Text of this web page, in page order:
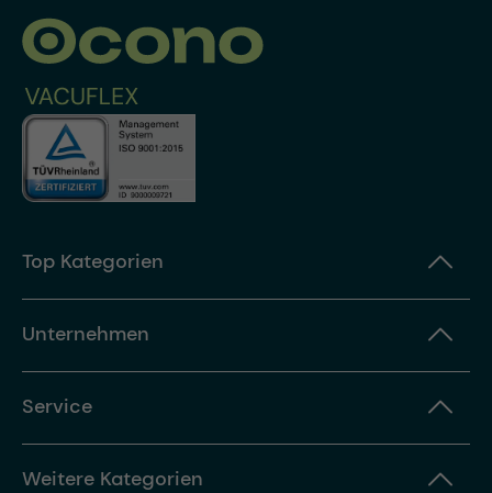
Top Kategorien
Unternehmen
Service
Weitere Kategorien